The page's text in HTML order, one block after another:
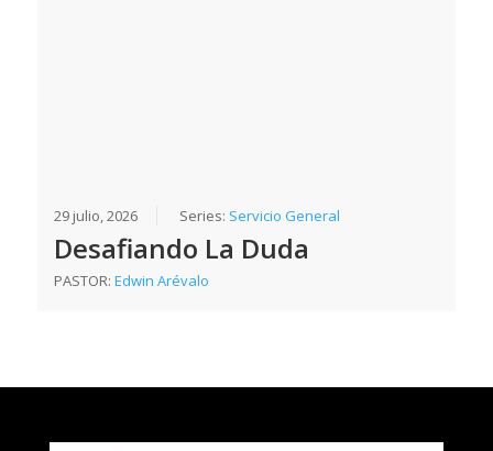
29 julio, 2026 Series: Servicio General
Desafiando La Duda
PASTOR:Edwin Arévalo